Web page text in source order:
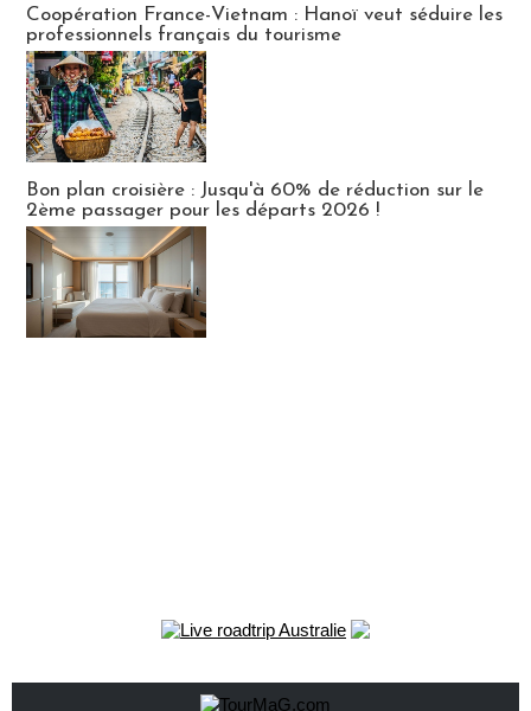
Coopération France-Vietnam : Hanoï veut séduire les
professionnels français du tourisme
Bon plan croisière : Jusqu'à 60% de réduction sur le
2ème passager pour les départs 2026 !